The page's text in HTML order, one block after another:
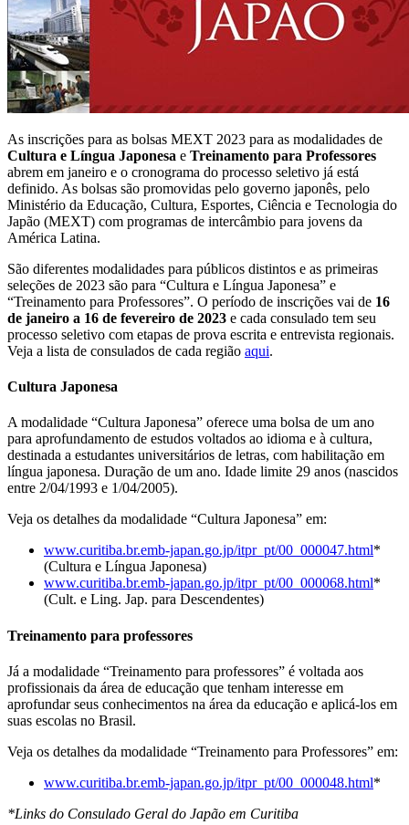
As inscrições para as bolsas MEXT 2023 para as modalidades de
Cultura e Língua Japonesa e Treinamento para Professores
abrem em janeiro e o cronograma do processo seletivo já está
definido. As bolsas são promovidas pelo governo japonês, pelo
Ministério da Educação, Cultura, Esportes, Ciência e Tecnologia do
Japão (MEXT) com programas de intercâmbio para jovens da
América Latina.
São diferentes modalidades para públicos distintos e as primeiras
seleções de 2023 são para “Cultura e Língua Japonesa” e
“Treinamento para Professores”. O período de inscrições vai de 16
de janeiro a 16 de fevereiro de 2023 e cada consulado tem seu
processo seletivo com etapas de prova escrita e entrevista regionais.
Veja a lista de consulados de cada região aqui.
Cultura Japonesa
A modalidade “Cultura Japonesa” oferece uma bolsa de um ano
para aprofundamento de estudos voltados ao idioma e à cultura,
destinada a estudantes universitários de letras, com habilitação em
língua japonesa. Duração de um ano. Idade limite 29 anos (nascidos
entre 2/04/1993 e 1/04/2005).
Veja os detalhes da modalidade “Cultura Japonesa” em:
www.curitiba.br.emb-japan.go.jp/itpr_pt/00_000047.html*
(Cultura e Língua Japonesa)
www.curitiba.br.emb-japan.go.jp/itpr_pt/00_000068.html*
(Cult. e Ling. Jap. para Descendentes)
Treinamento para professores
Já a modalidade “Treinamento para professores” é voltada aos
profissionais da área de educação que tenham interesse em
aprofundar seus conhecimentos na área da educação e aplicá-los em
suas escolas no Brasil.
Veja os detalhes da modalidade “Treinamento para Professores” em:
www.curitiba.br.emb-japan.go.jp/itpr_pt/00_000048.html*
*Links do Consulado Geral do Japão em Curitiba